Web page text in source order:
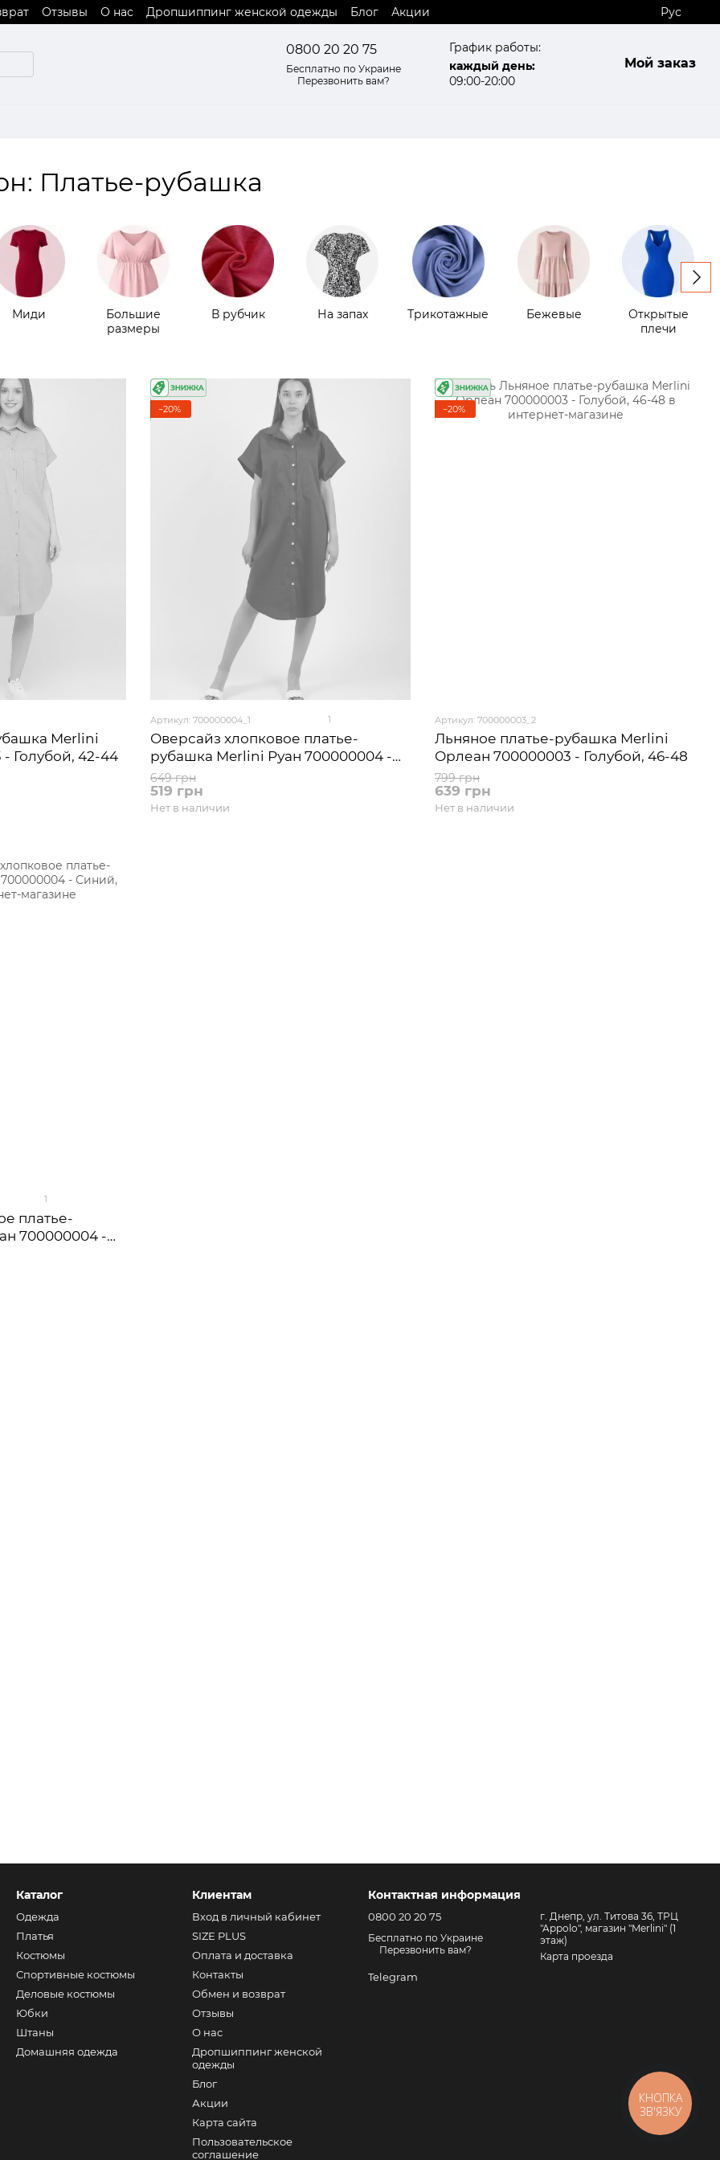
Отзывы О нас Дропшиппинг женской одежды Блог
Акции
Рус
0800 20 20 75
Бесплатно по Украине
Перезвонить вам?
График работы:
каждый день:
09:00-20:00
Мой заказ
Платье-рубашка
Миди
Большие
размеры
В рубчик На запах Трикотажные Бежевые
Открытые
плечи
Merlini
Голубой, 42-44
−20%
Артикул: 700000004_1 1
Оверсайз хлопковое платье-
рубашка Merlini Руан 700000004 -
Синий, 42-44
649 грн
519 грн
Нет в наличии
−20%
Артикул: 700000003_2
Льняное платье-рубашка Merlini
Орлеан 700000003 - Голубой, 46-48
799 грн
639 грн
Нет в наличии
1
платье-
700000004 -
Каталог
Одежда
Платья
Костюмы
Спортивные костюмы
Деловые костюмы
Юбки
Штаны
Домашняя одежда
Клиентам
Вход в личный кабинет
SIZE PLUS
Оплата и доставка
Контакты
Обмен и возврат
Отзывы
О нас
Дропшиппинг женской
одежды
Блог
Акции
Карта сайта
Пользовательское
соглашение
Контактная информация
0800 20 20 75
Бесплатно по Украине
Перезвонить вам?
Telegram
г. Днепр, ул. Титова 36, ТРЦ
"Appolo", магазин "Merlini" (1
этаж)
Карта проезда
КНОПКА
ЗВ'ЯЗКУ